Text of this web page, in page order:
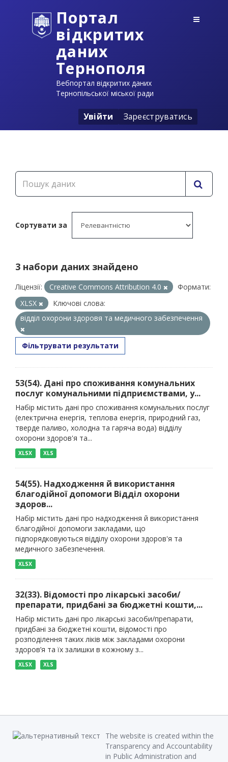
Портал
відкритих
даних
Тернополя
Вебпортал відкритих даних
Тернопільської міської ради
Увійти Зареєструватись
Сортувати за
3 набори даних знайдено
Ліцензії: Creative Commons Attribution 4.0
Формати:
XLSX
Ключові слова:
відділ охорони здоровя та медичного забезпечення
Фільтрувати результати
53(54). Дані про споживання комунальних
послуг комунальними підприємствами, у...
Набір містить дані про споживання комунальних послуг
(електрична енергія, теплова енергія, природний газ,
тверде паливо, холодна та гаряча вода) відділу
охорони здоров'я та...
XLSX XLS
54(55). Надходження й використання
благодійної допомоги Відділ охорони
здоров...
Набір містить дані про надходження й використання
благодійної допомоги закладами, що
підпорядковуються відділу охорони здоров'я та
медичного забезпечення.
XLSX
32(33). Відомості про лікарські засоби/
препарати, придбані за бюджетні кошти,...
Набір містить дані про лікарські засоби/препарати,
придбані за бюджетні кошти, відомості про
розподілення таких ліків між закладами охорони
здоров’я та їх залишки в кожному з...
XLSX XLS
The website is created within the
Transparency and Accountability
in Public Administration and